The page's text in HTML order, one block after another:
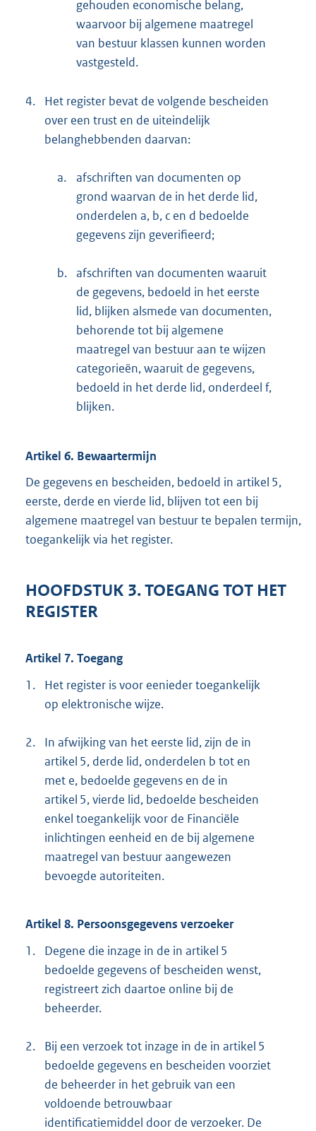
gehouden economische belang,
waarvoor bij algemene maatregel
van bestuur klassen kunnen worden
vastgesteld.
4.
Het register bevat de volgende bescheiden
over een trust en de uiteindelijk
belanghebbenden daarvan:
a.
afschriften van documenten op
grond waarvan de in het derde lid,
onderdelen a, b, c en d bedoelde
gegevens zijn geverifieerd;
b. afschriften van documenten waaruit
de gegevens, bedoeld in het eerste
lid, blijken alsmede van documenten,
behorende tot bij algemene
maatregel van bestuur aan te wijzen
categorieën, waaruit de gegevens,
bedoeld in het derde lid, onderdeel f,
blijken.
Artikel 6. Bewaartermijn
De gegevens en bescheiden, bedoeld in artikel 5,
eerste, derde en vierde lid, blijven tot een bij
algemene maatregel van bestuur te bepalen termijn,
toegankelijk via het register.
HOOFDSTUK 3. TOEGANG TOT HET
REGISTER
Artikel 7. Toegang
1.
Het register is voor eenieder toegankelijk
op elektronische wijze.
2.
In afwijking van het eerste lid, zijn de in
artikel 5, derde lid, onderdelen b tot en
met e, bedoelde gegevens en de in
artikel 5, vierde lid, bedoelde bescheiden
enkel toegankelijk voor de Financiële
inlichtingen eenheid en de bij algemene
maatregel van bestuur aangewezen
bevoegde autoriteiten.
Artikel 8. Persoonsgegevens verzoeker
1.
Degene die inzage in de in artikel 5
bedoelde gegevens of bescheiden wenst,
registreert zich daartoe online bij de
beheerder.
2.
Bij een verzoek tot inzage in de in artikel 5
bedoelde gegevens en bescheiden voorziet
de beheerder in het gebruik van een
voldoende betrouwbaar
identificatiemiddel door de verzoeker. De